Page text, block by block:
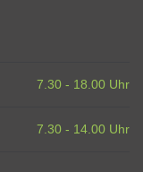
7.30 - 18.00 Uhr
7.30 - 14.00 Uhr